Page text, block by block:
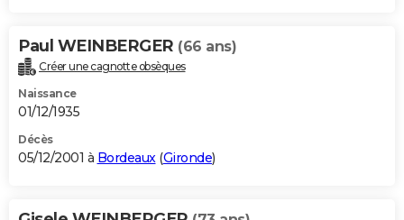
Paul WEINBERGER (66 ans)
Créer une cagnotte obsèques
Naissance
01/12/1935
Décès
05/12/2001 à Bordeaux(Gironde)